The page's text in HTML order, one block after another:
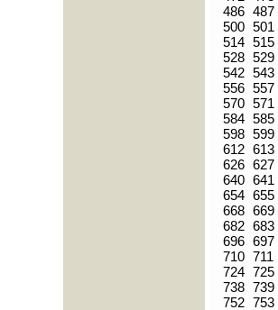
486 487
500 501
514 515
528 529
542 543
556 557
570 571
584 585
598 599
612 613
626 627
640 641
654 655
668 669
682 683
696 697
710 711
724 725
738 739
752 753